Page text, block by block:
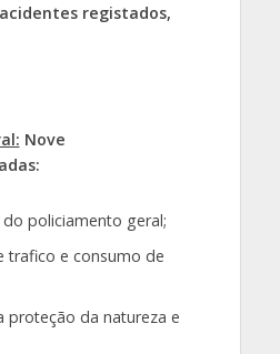
registados,
Nove
policiamento geral;
trafico e consumo de
proteção da natureza e